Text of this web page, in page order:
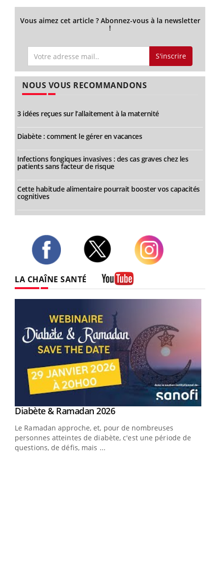
Vous aimez cet article ? Abonnez-vous à la newsletter
!
S'inscrire
NOUS VOUS RECOMMANDONS
3 idées reçues sur l’allaitement à la maternité
Diabète : comment le gérer en vacances
Infections fongiques invasives : des cas graves chez les
patients sans facteur de risque
Cette habitude alimentaire pourrait booster vos capacités
cognitives